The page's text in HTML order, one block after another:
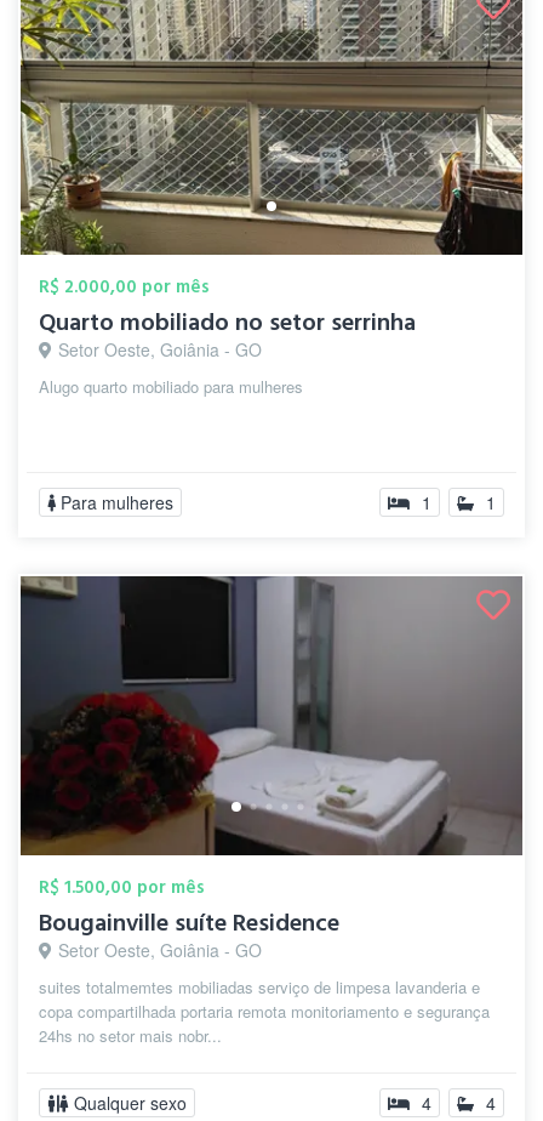
R$ 2.000,00 por mês
Quarto mobiliado no setor serrinha
Setor Oeste, Goiânia - GO
Alugo quarto mobiliado para mulheres
Para mulheres 1 1
R$ 1.500,00 por mês
Bougainville suíte Residence
Setor Oeste, Goiânia - GO
suites totalmemtes mobiliadas serviço de limpesa lavanderia e
copa compartilhada portaria remota monitoriamento e segurança
24hs no setor mais nobr...
Qualquer sexo 4 4